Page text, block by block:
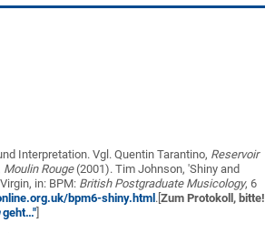
Interpretation. Vgl. Quentin Tarantino, Reservoir
Moulin Rouge(2001). Tim Johnson, 'Shiny and
in: BPM: British Postgraduate Musicology, 6
bpm6-shiny.html .[ Zum Protokoll, bitte!
geht…"